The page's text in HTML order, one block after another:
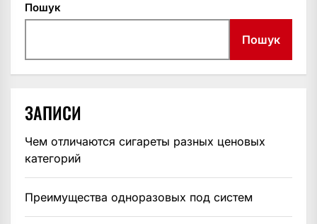
Пошук
Пошук
ЗАПИСИ
Чем отличаются сигареты разных ценовых
категорий
Преимущества одноразовых под систем